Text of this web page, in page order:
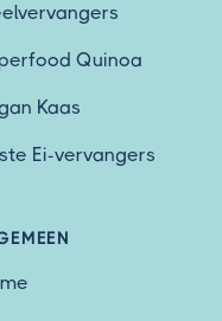
Quinoa
Kaas
Ei-vervangers